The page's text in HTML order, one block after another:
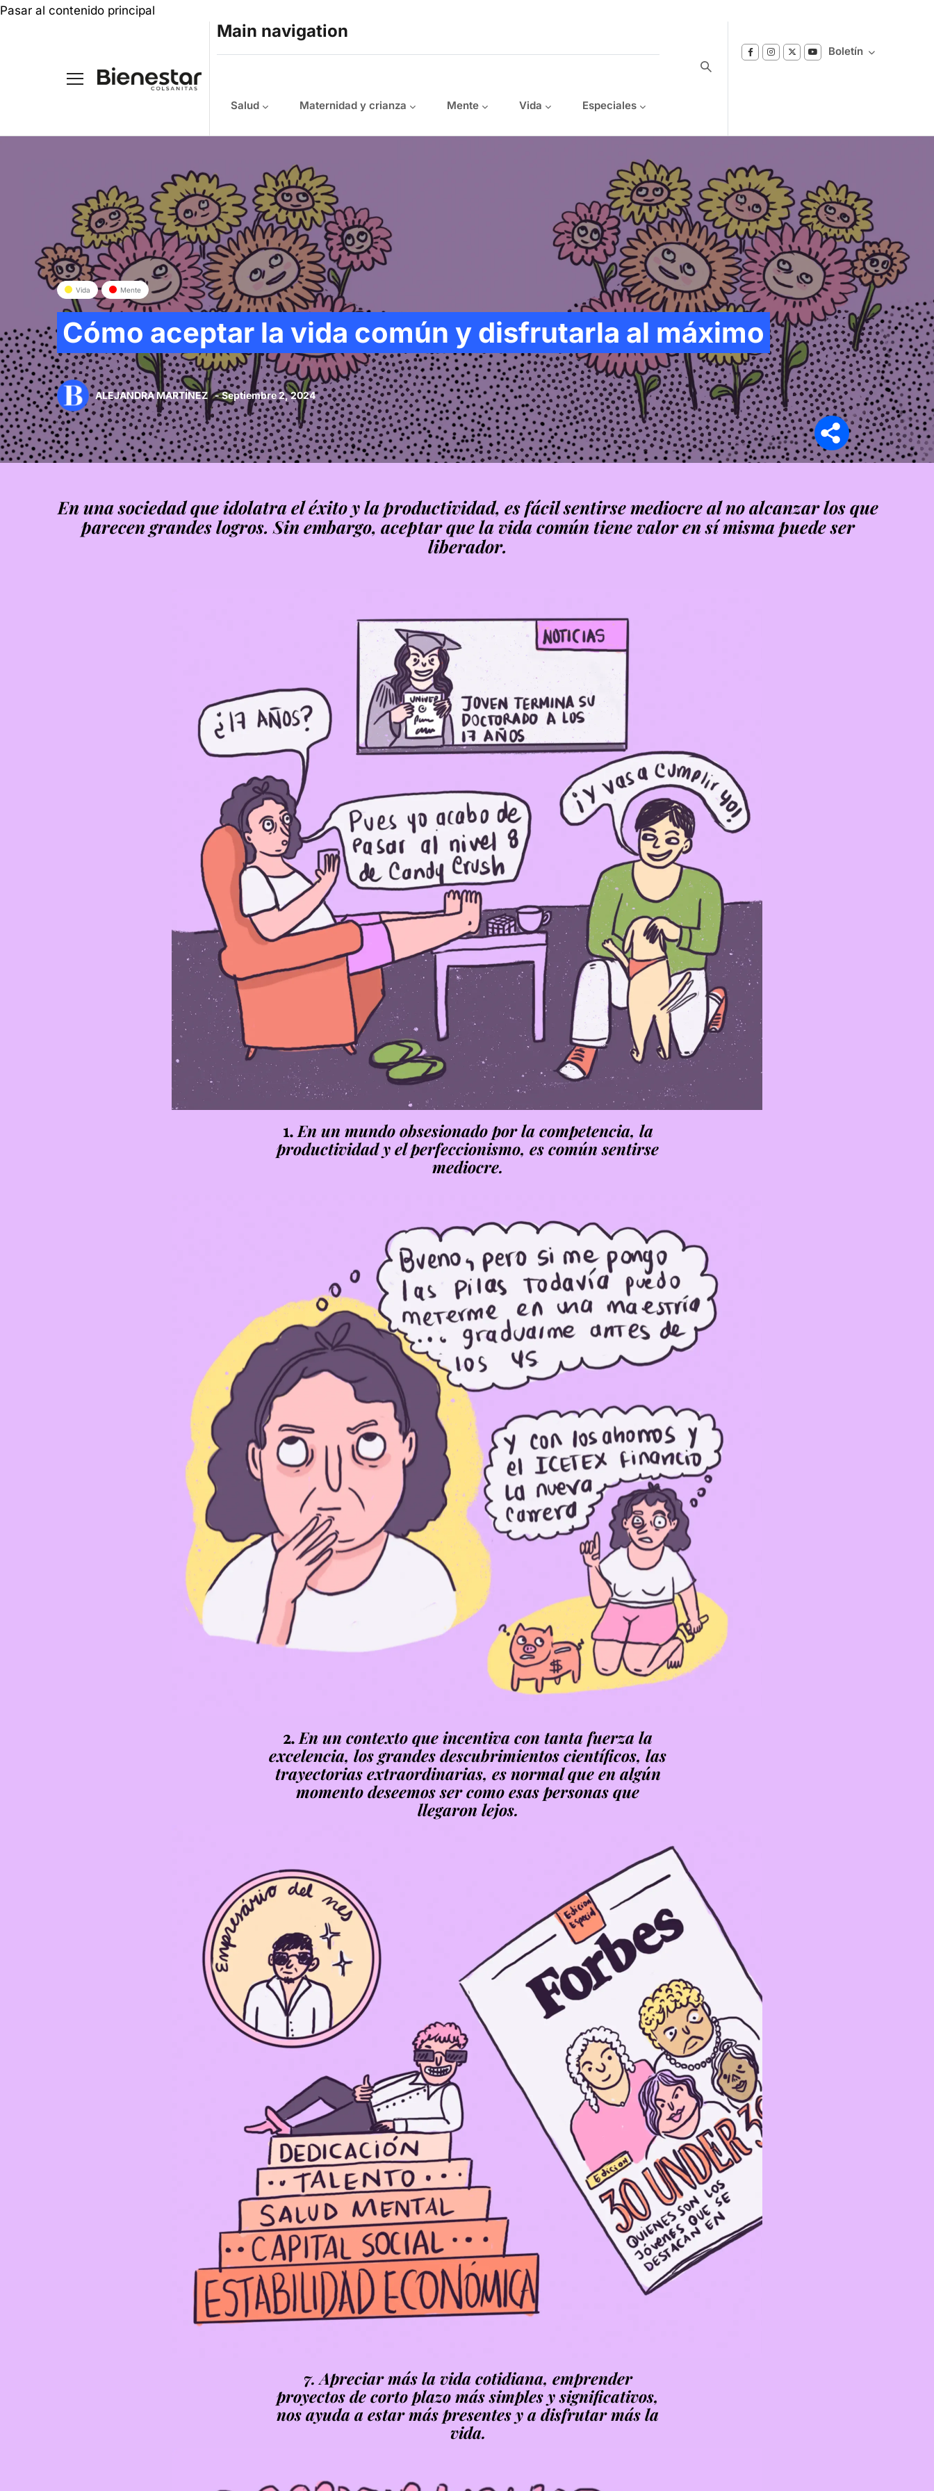
Pasar al contenido principal
Main navigation
Salud Maternidad y crianza Mente Vida Especiales
Boletín
Suscríbase a nuestro boletín
Reciba notificaciones sobre los temas de
Bienestar que le interesan.
Síganos en
Vida Mente
Cómo aceptar la vida común y disfrutarla al máximo
ALEJANDRA MARTÍNEZ - Septiembre 2, 2024
En una sociedad que idolatra el éxito y la productividad, es fácil sentirse mediocre al no alcanzar los que
parecen grandes logros. Sin embargo, aceptar que la vida común tiene valor en sí misma puede ser
liberador.
1. En un mundo obsesionado por la competencia, la
productividad y el perfeccionismo, es común sentirse
mediocre.
2. En un contexto que incentiva con tanta fuerza la
excelencia, los grandes descubrimientos científicos, las
trayectorias extraordinarias, es normal que en algún
momento deseemos ser como esas personas que
llegaron lejos.
7. Apreciar más la vida cotidiana, emprender
proyectos de corto plazo más simples y significativos,
nos ayuda a estar más presentes y a disfrutar más la
vida.